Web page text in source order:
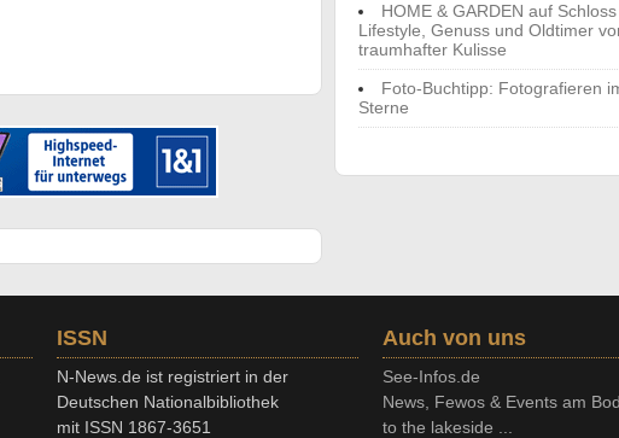
HOME & GARDEN auf
Lifestyle, Genuss und Oldtimer
traumhafter Kulisse
Foto-Buchtipp: Fotografieren
Sterne
ISSN
N-News.de ist registriert in der
Deutschen Nationalbibliothek
mit ISSN 1867-3651
Auch von uns
See-Infos.de
News, Fewos & Events am
to the lakeside ...